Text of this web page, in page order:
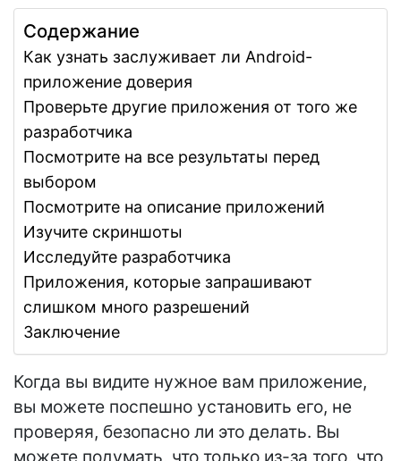
Содержание
Как узнать заслуживает ли Android-
приложение доверия
Проверьте другие приложения от того же
разработчика
Посмотрите на все результаты перед
выбором
Посмотрите на описание приложений
Изучите скриншоты
Исследуйте разработчика
Приложения, которые запрашивают
слишком много разрешений
Заключение
Когда вы видите нужное вам приложение,
вы можете поспешно установить его, не
проверяя, безопасно ли это делать. Вы